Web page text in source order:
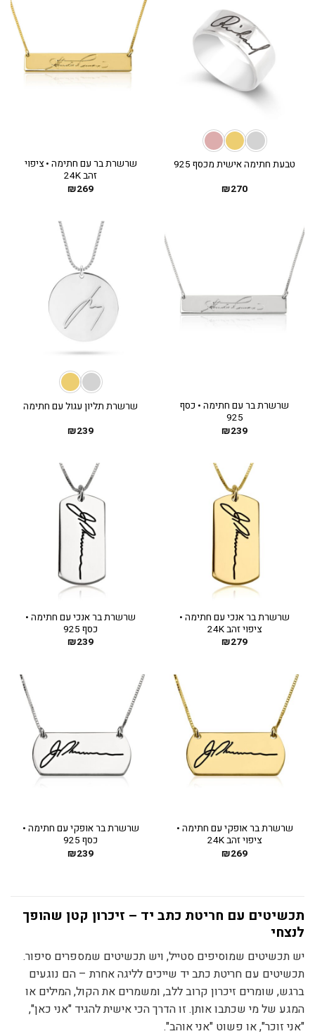
טבעת חתימה אישית מכסף 925
₪270
שרשרת בר עם חתימה • ציפוי
זהב 24K
₪269
שרשרת בר עם חתימה • כסף
925
₪239
שרשרת תליון עגול עם חתימה
₪239
שרשרת בר אנכי עם חתימה •
ציפוי זהב 24K
₪279
שרשרת בר אנכי עם חתימה •
כסף 925
₪239
שרשרת בר אופקי עם חתימה •
ציפוי זהב 24K
₪269
שרשרת בר אופקי עם חתימה •
כסף 925
₪239
תכשיטים עם חריטת כתב יד – זיכרון קטן שהופך
לנצחי
יש תכשיטים שמוסיפים סטייל, ויש תכשיטים שמספרים סיפור.
תכשיטים עם חריטת כתב יד שייכים לליגה אחרת – הם נוגעים
ברגש, שומרים זיכרון קרוב ללב, ומשמרים את הקול, המילים או
המגע של מי שכתבו אותן. זו הדרך הכי אישית להגיד "אני כאן",
"אני זוכר", או פשוט "אני אוהב".